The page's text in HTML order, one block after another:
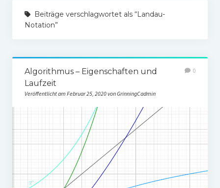
Kryptografie
Sortieralgorithmen im Überblick
Tutorial: Programmierung mit Java
App entwickeln mit React Native – Tutorial
Beiträge verschlagwortet als “Landau-
Notation”
Algorithmus – Eigenschaften und
Laufzeit
Veröffentlicht am Februar 25, 2020 von GrinningCadmin
0